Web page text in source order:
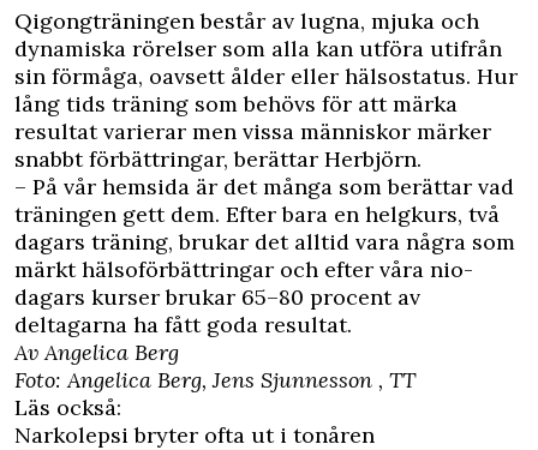
Qigongträningen består av lugna, mjuka och
dynamiska rörelser som alla kan utföra utifrån
sin förmåga, oavsett ålder eller hälsostatus. Hur
lång tids träning som behövs för att märka
resultat varierar men vissa människor märker
snabbt förbättringar, berättar Herbjörn.
– På vår hemsida är det många som berättar vad
träningen gett dem. Efter bara en helgkurs, två
dagars träning, brukar det alltid vara några som
märkt hälsoförbättringar och efter våra nio-
dagars kurser brukar 65–80 procent av
deltagarna ha fått goda resultat.
Av Angelica Berg
Foto: Angelica Berg, Jens Sjunnesson , TT
Läs också:
Narkolepsi bryter ofta ut i tonåren